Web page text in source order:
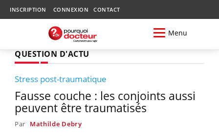
INSCRIPTION CONNEXION CONTACT
Menu
QUESTION D'ACTU
Stress post-traumatique
Fausse couche : les conjoints aussi
peuvent être traumatisés
Par Mathilde Debry